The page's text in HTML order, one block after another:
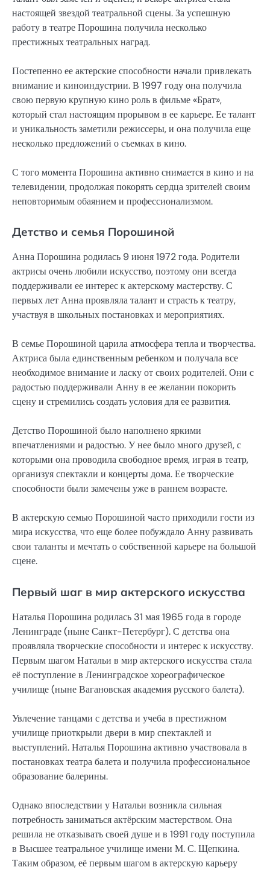
настоящей звездой театральной сцены. За успешную
работу в театре Порошина получила несколько
престижных театральных наград.
Постепенно ее актерские способности начали привлекать
внимание и киноиндустрии. В 1997 году она получила
свою первую крупную кино роль в фильме «Брат»,
который стал настоящим прорывом в ее карьере. Ее талант
и уникальность заметили режиссеры, и она получила еще
несколько предложений о съемках в кино.
С того момента Порошина активно снимается в кино и на
телевидении, продолжая покорять сердца зрителей своим
неповторимым обаянием и профессионализмом.
Детство и семья Порошиной
Анна Порошина родилась 9 июня 1972 года. Родители
актрисы очень любили искусство, поэтому они всегда
поддерживали ее интерес к актерскому мастерству. С
первых лет Анна проявляла талант и страсть к театру,
участвуя в школьных постановках и мероприятиях.
В семье Порошиной царила атмосфера тепла и творчества.
Актриса была единственным ребенком и получала все
необходимое внимание и ласку от своих родителей. Они с
радостью поддерживали Анну в ее желании покорить
сцену и стремились создать условия для ее развития.
Детство Порошиной было наполнено яркими
впечатлениями и радостью. У нее было много друзей, с
которыми она проводила свободное время, играя в театр,
организуя спектакли и концерты дома. Ее творческие
способности были замечены уже в раннем возрасте.
В актерскую семью Порошиной часто приходили гости из
мира искусства, что еще более побуждало Анну развивать
свои таланты и мечтать о собственной карьере на большой
сцене.
Первый шаг в мир актерского искусства
Наталья Порошина родилась 31 мая 1965 года в городе
Ленинграде (ныне Санкт-Петербург). С детства она
проявляла творческие способности и интерес к искусству.
Первым шагом Натальи в мир актерского искусства стала
её поступление в Ленинградское хореографическое
училище (ныне Вагановская академия русского балета).
Увлечение танцами с детства и учеба в престижном
училище приоткрыли двери в мир спектаклей и
выступлений. Наталья Порошина активно участвовала в
постановках театра балета и получила профессиональное
образование балерины.
Однако впоследствии у Натальи возникла сильная
потребность заниматься актёрским мастерством. Она
решила не отказывать своей душе и в 1991 году поступила
в Высшее театральное училище имени М. С. Щепкина.
Таким образом, её первым шагом в актерскую карьеру